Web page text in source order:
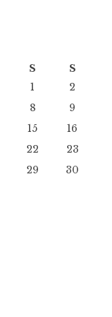
S
S
1
2
8
9
15
16
22
23
29
30